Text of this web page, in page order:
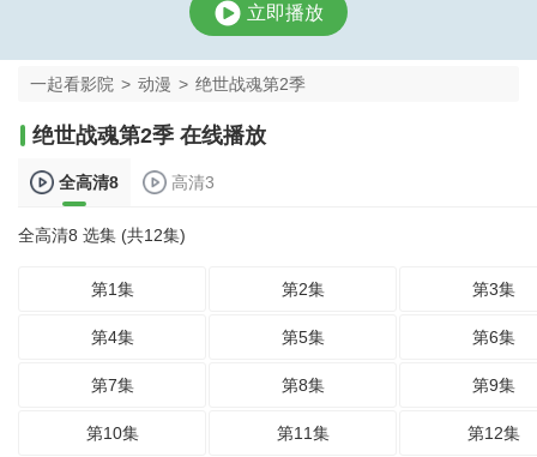
立即播放
一起看影院 > 动漫 > 绝世战魂第2季
绝世战魂第2季 在线播放
全高清8 高清3
全高清8 选集 (共12集)
第1集 第2集 第3集
第4集 第5集 第6集
第7集 第8集 第9集
第10集 第11集 第12集